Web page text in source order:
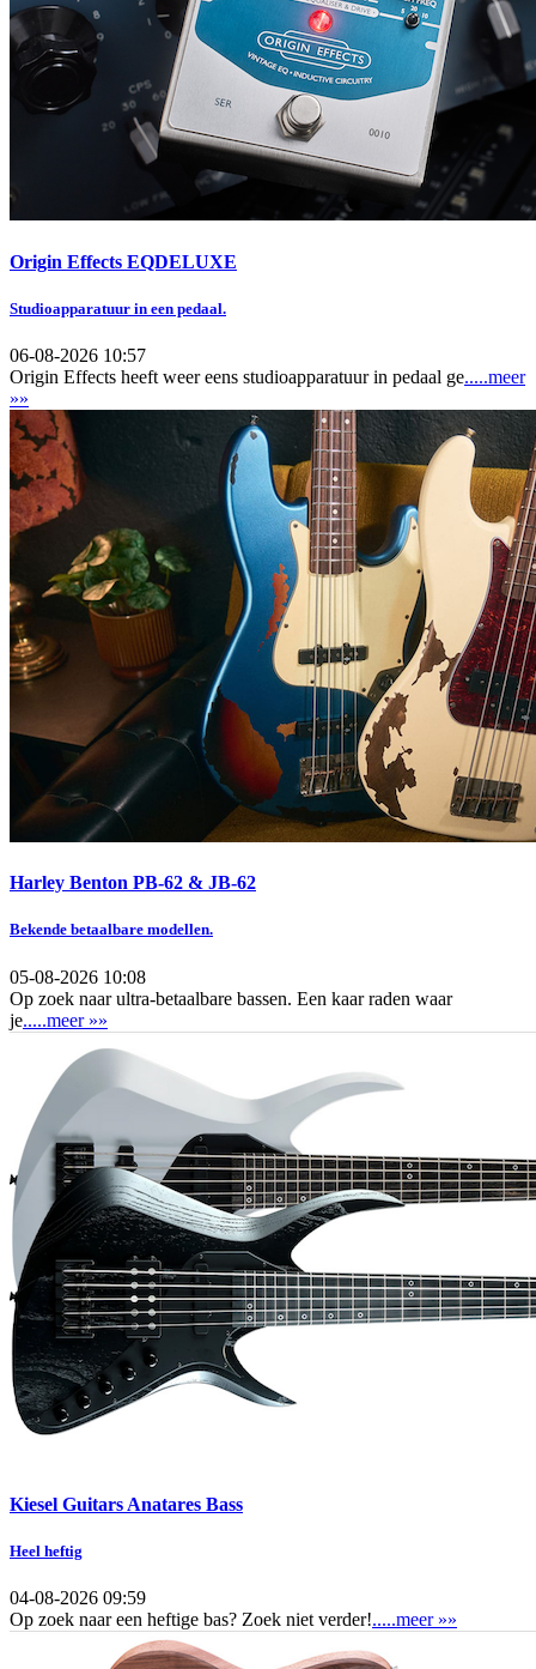
Origin Effects EQDELUXE
Studioapparatuur in een pedaal.
06-08-2026 10:57
Origin Effects heeft weer eens studioapparatuur in pedaal ge.....meer
»»
Harley Benton PB-62 & JB-62
Bekende betaalbare modellen.
05-08-2026 10:08
Op zoek naar ultra-betaalbare bassen. Een kaar raden waar
je.....meer »»
Kiesel Guitars Anatares Bass
Heel heftig
04-08-2026 09:59
Op zoek naar een heftige bas? Zoek niet verder!.....meer »»